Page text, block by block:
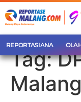
REPORTASIANA
Tag:
Malang